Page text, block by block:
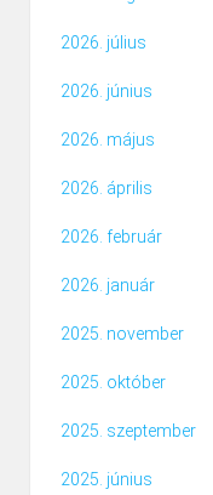
2026. július
2026. június
2026. május
2026. április
2026. február
2026. január
2025. november
2025. október
2025. szeptember
2025. június